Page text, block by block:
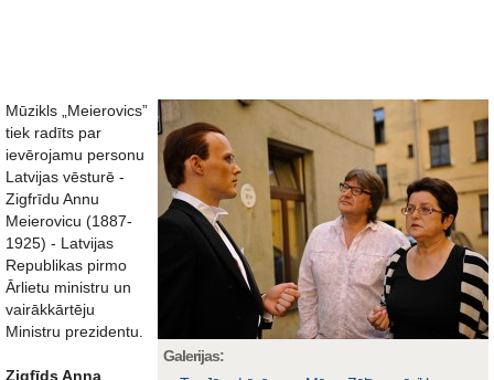
Galerijas:
Mūzikls „Meierovics”
tiek radīts par
ievērojamu personu
Latvijas vēsturē -
Zigfrīdu Annu
Meierovicu (1887-
1925) - Latvijas
Republikas pirmo
Ārlietu ministru un
vairākkārtēju
Ministru prezidentu.
Zigfīds Anna